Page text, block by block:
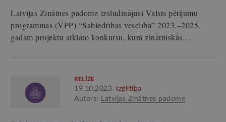
Latvijas Zinātnes padome izsludinājusi Valsts pētījumu
programmas (VPP) “Sabiedrības veselība” 2023.–2025.
gadam projektu atklāto konkursu, kurā zinātniskās…
RELĪZE
19.10.2023.
Izglītība
Autors: Latvijas Zinātnes padome